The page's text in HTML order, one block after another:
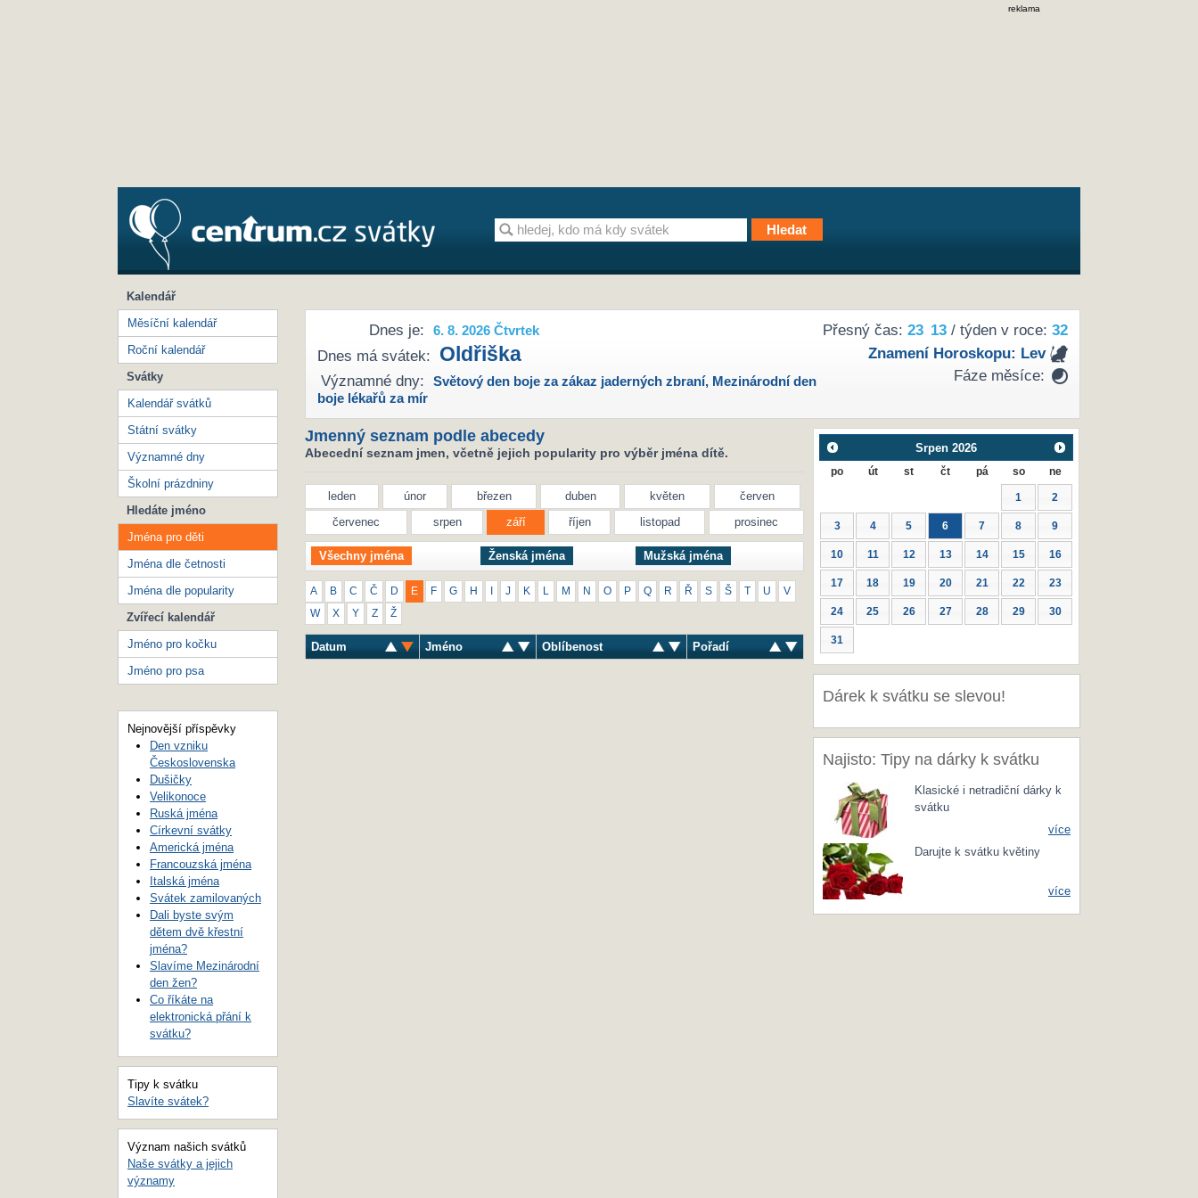
reklama
Přesný čas: 23 13/ týden v roce: 32
Znamení Horoskopu: Lev
Fáze měsíce:
Dnes je: 6. 8. 2026 Čtvrtek
Dnes má svátek: Oldřiška
Významné dny: Světový den boje za zákaz jaderných zbraní, Mezinárodní den
boje lékařů za mír
Jmenný seznam podle abecedy
Abecední seznam jmen, včetně jejich popularity pro výběr jména dítě.
leden únor březen duben květen
červen
červenec
srpen září říjen listopad prosinec
Všechny jména Ženská jména Mužská jména
A B C Č D E F G H J K M N O P Q R Ř S Š T U V
W X Y Z Ž
Datum Jméno Oblíbenost Pořadí
Srpen 2026
po út st čt pá so ne
1 2
3 4 5 6 7 8 9
10 11 12 13 14 15 16
17 18 19 20 21 22 23
24 25 26 27 28 29 30
31
Dárek k svátku se slevou!
Najisto: Tipy na dárky k svátku
Klasické i netradiční dárky k
svátku
více
Darujte k svátku květiny
více
Kalendář
Měsíční kalendář
Roční kalendář
Svátky
Kalendář svátků
Státní svátky
Významné dny
Školní prázdniny
Hledáte jméno
Jména pro děti
Jména dle četnosti
Jména dle popularity
Zvířecí kalendář
Jméno pro kočku
Jméno pro psa
Nejnovější příspěvky
Den vzniku
Československa
Dušičky
Velikonoce
Ruská jména
Církevní svátky
Americká jména
Francouzská jména
Italská jména
Svátek zamilovaných
Dali byste svým
dětem dvě křestní
jména?
Slavíme Mezinárodní
den žen?
Co říkáte na
elektronická přání k
svátku?
Tipy k svátku
Slavíte svátek?
Význam našich svátků
Naše svátky a jejich
významy